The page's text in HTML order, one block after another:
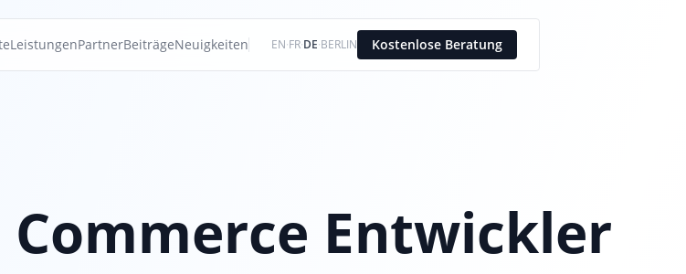
LeistungenPartnerBeiträgeNeuigkeiten EN·FR·DE·BERLIN Kostenlose Beratung
Entwickler